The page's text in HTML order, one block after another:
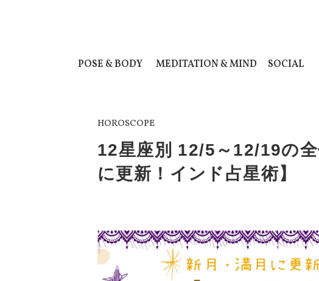
POSE & BODY MEDITATION & MIND SOCIAL
HOROSCOPE
12星座別 12/5～12/19の
に更新！インド占星術】